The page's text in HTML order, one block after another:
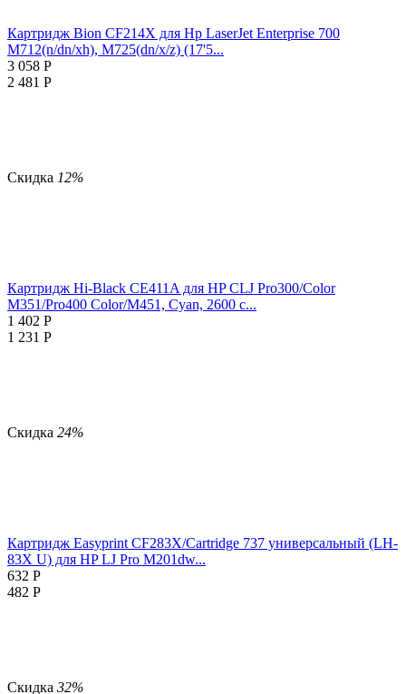
Картридж Bion CF214X для Hp LaserJet Enterprise 700
M712(n/dn/xh), M725(dn/x/z) (17'5...
3 058 Р
2 481 Р
Скидка 12%
Картридж Hi-Black CE411A для HP CLJ Pro300/Color
M351/Pro400 Color/M451, Cyan, 2600 с...
1 402 Р
1 231 Р
Скидка 24%
Картридж Easyprint CF283X/Cartridge 737 универсальный (LH-
83X U) для HP LJ Pro M201dw...
632 Р
482 Р
Скидка 32%